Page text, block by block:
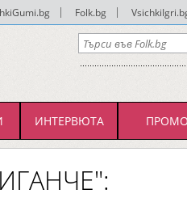
Folk.bg
ИНТЕРВЮТА ПРОМО